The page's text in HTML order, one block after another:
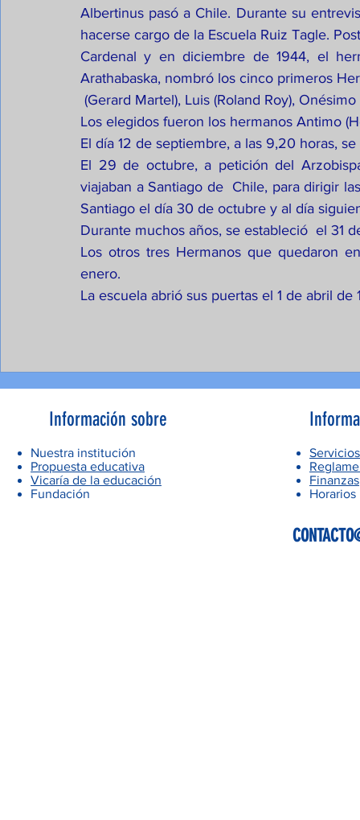
Albertinus pasó a Chile. Durante su
hacerse cargo de la Escuela Ruiz Tagle.
Cardenal y en diciembre de 1944, el
Arathabaska, nombró los cinco primeros
Los elegidos fueron los hermanos Antimo
El día 12 de septiembre, a las 9,20 horas,
El 29 de octubre, a petición del
viajaban a Santiago de  Chile, para dirigir
Santiago el día 30 de octubre y al día
Durante muchos años, se estableció  el 31
Los otros tres Hermanos que quedaron
enero.
La escuela abrió sus puertas el 1 de abril de
Información sobre
Nuestra institución
Propuesta educativa
Vicaría de la educación
Fundación
Servicios
Finanzas
Horarios